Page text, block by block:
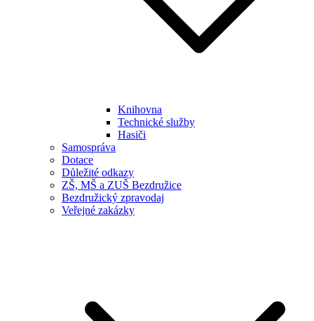
Knihovna
Technické služby
Hasiči
Samospráva
Dotace
Důležité odkazy
ZŠ, MŠ a ZUŠ Bezdružice
Bezdružický zpravodaj
Veřejné zakázky